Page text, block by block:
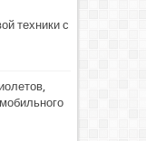
техники с